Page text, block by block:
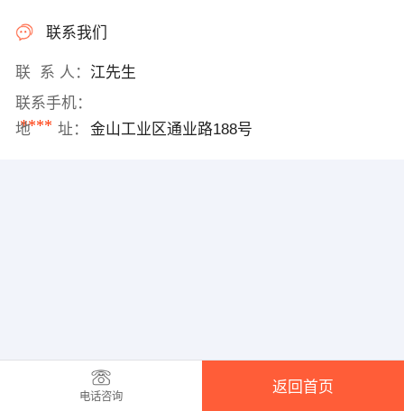
联系我们
联 系 人： 江先生
联系手机：
****
地 址： 金山工业区通业路188号
电话咨询
返回首页